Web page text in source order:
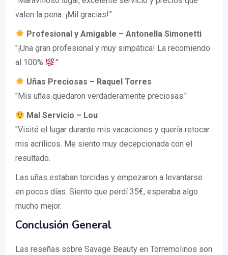
valen la pena. ¡Mil gracias!”
Profesional y Amigable – Antonella Simonetti
"¡Una gran profesional y muy simpática! La recomiendo
al 100%
.”
Uñas Preciosas – Raquel Torres
"Mis uñas quedaron verdaderamente preciosas."
Mal Servicio – Lou
"Visité el lugar durante mis vacaciones y quería retocar
mis acrílicos. Me siento muy decepcionada con el
resultado.
Las uñas estaban torcidas y empezaron a levantarse
en pocos días. Siento que perdí 35€, esperaba algo
mucho mejor.
Conclusión General
Las reseñas sobre Savage Beauty en Torremolinos son